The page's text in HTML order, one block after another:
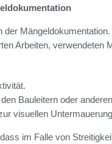
Arbeiten, verwendeten
Bauleitern oder
visuellen
im Falle von